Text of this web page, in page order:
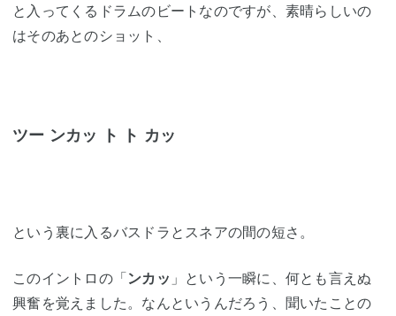
と入ってくるドラムのビートなのですが、素晴らしいの
はそのあとのショット、
ツー ンカッ ト ト カッ
という裏に入るバスドラとスネアの間の短さ。
このイントロの「ンカッ 」という一瞬に、何とも言えぬ
興奮を覚えました。なんというんだろう、聞いたことの